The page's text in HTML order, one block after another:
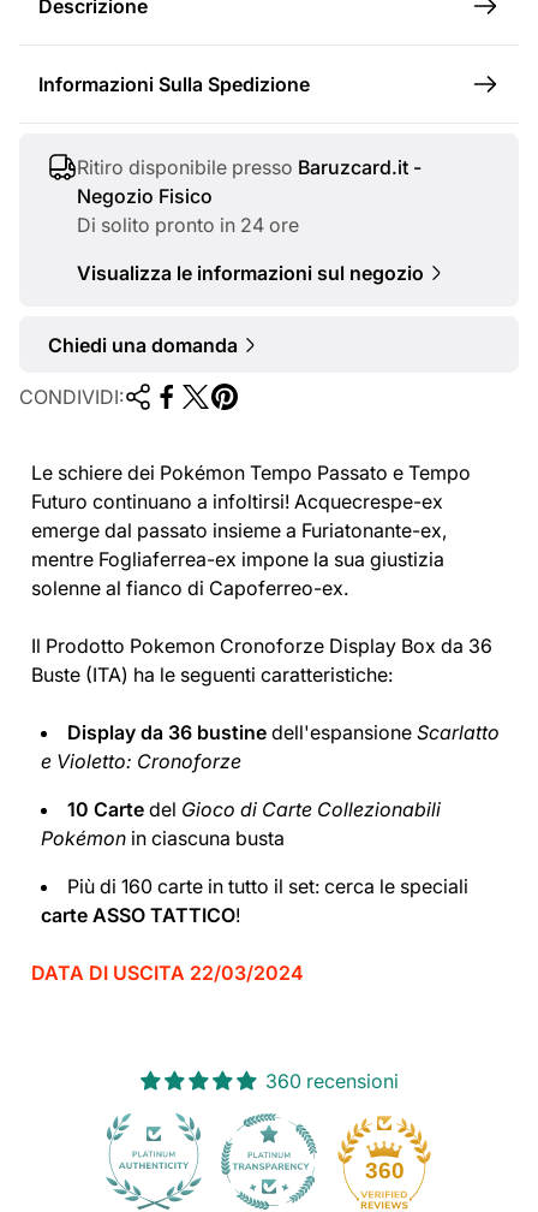
Descrizione
Informazioni Sulla Spedizione
Ritiro disponibile presso Baruzcard.it -
Negozio Fisico
Di solito pronto in 24 ore
Visualizza le informazioni sul negozio
Chiedi una domanda
CONDIVIDI:
Le schiere dei Pokémon Tempo Passato e Tempo
Futuro continuano a infoltirsi! Acquecrespe-ex
emerge dal passato insieme a Furiatonante-ex,
mentre Fogliaferrea-ex impone la sua giustizia
solenne al fianco di Capoferreo-ex.
Il Prodotto Pokemon Cronoforze Display Box da 36
Buste (ITA) ha le seguenti caratteristiche:
Display da 36 bustine dell'espansione Scarlatto
e Violetto: Cronoforze
10 Carte del Gioco di Carte Collezionabili
Pokémon in ciascuna busta
Più di 160 carte in tutto il set: cerca le speciali
carte ASSO TATTICO!
DATA DI USCITA 22/03/2024
360 recensioni
360